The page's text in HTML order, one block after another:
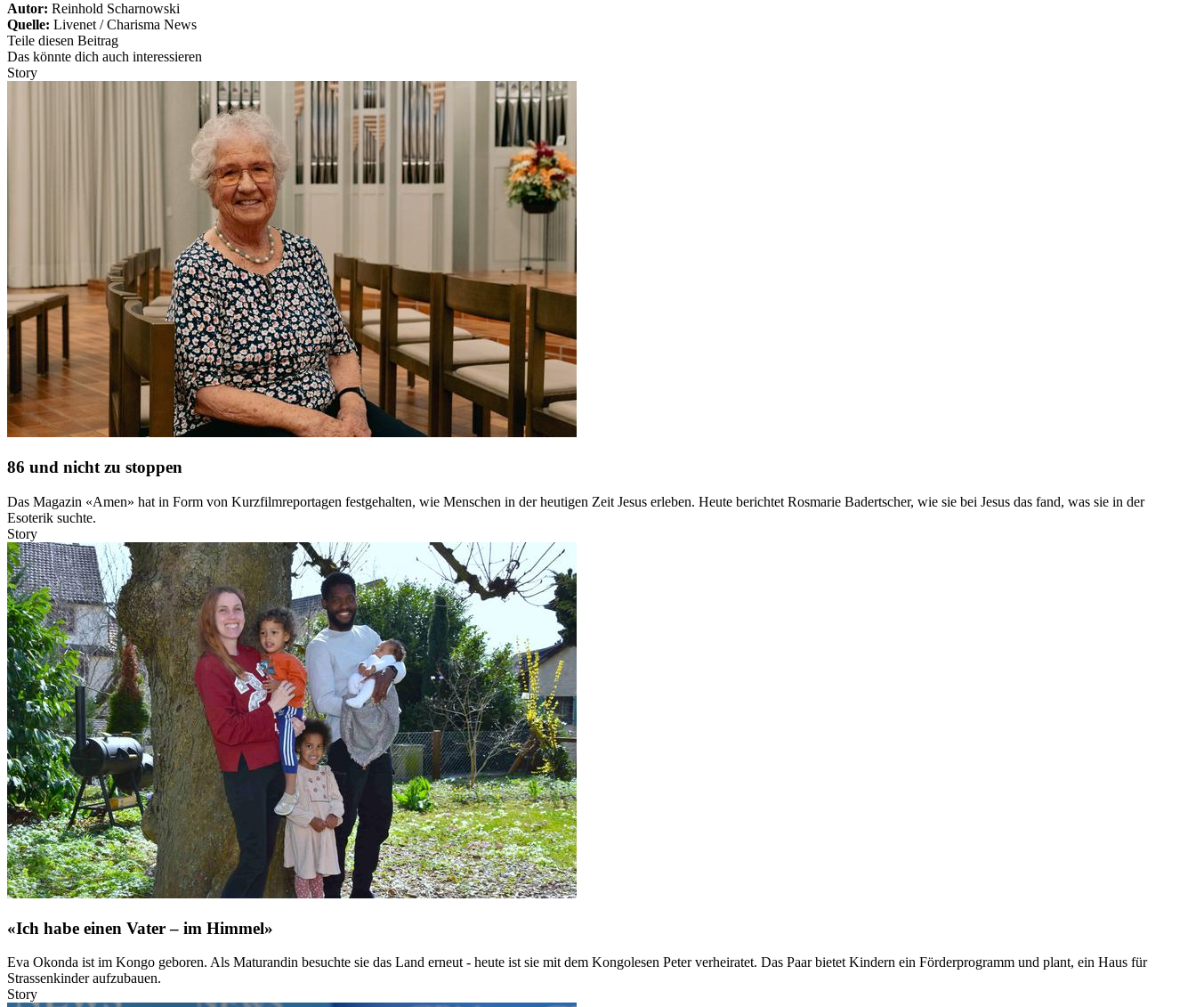
Autor: Reinhold Scharnowski
Quelle: Livenet / Charisma News
Teile diesen Beitrag
Das könnte dich auch interessieren
Story
86 und nicht zu stoppen
Das Magazin «Amen» hat in Form von Kurzfilmreportagen festgehalten, wie Menschen in der heutigen Zeit Jesus erleben. Heute berichtet Rosmarie Badertscher, wie sie bei Jesus das fand, was sie in der
Esoterik suchte.
Story
«Ich habe einen Vater – im Himmel»
Eva Okonda ist im Kongo geboren. Als Maturandin besuchte sie das Land erneut - heute ist sie mit dem Kongolesen Peter verheiratet. Das Paar bietet Kindern ein Förderprogramm und plant, ein Haus für
Strassenkinder aufzubauen.
Story